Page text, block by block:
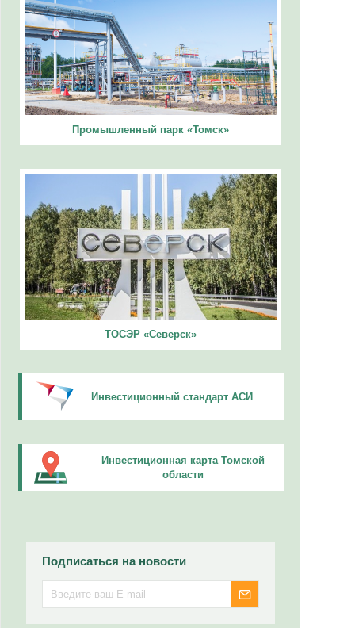
Промышленный парк «Томск»
ТОСЭР «Северск»
Инвестиционный стандарт АСИ
Инвестиционная карта Томской
области
Подписаться на новости